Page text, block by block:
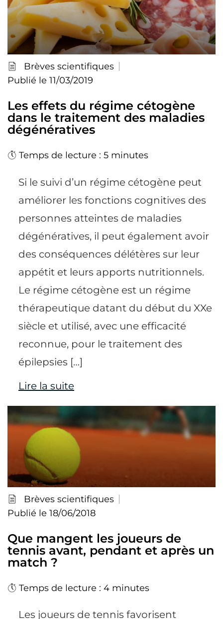
Brèves scientifiques
Publié le 11/03/2019
Les effets du régime cétogène
dans le traitement des maladies
dégénératives
Temps de lecture : 5 minutes
Si le suivi d’un régime cétogène peut
améliorer les fonctions cognitives des
personnes atteintes de maladies
dégénératives, il peut également avoir
des conséquences délétères sur leur
appétit et leurs apports nutritionnels.
Le régime cétogène est un régime
thérapeutique datant du début du XXe
siècle et utilisé, avec une efficacité
reconnue, pour le traitement des
épilepsies […]
Lire la suite
Brèves scientifiques
Publié le 18/06/2018
Que mangent les joueurs de
tennis avant, pendant et après un
match ?
Temps de lecture : 4 minutes
Les joueurs de tennis favorisent